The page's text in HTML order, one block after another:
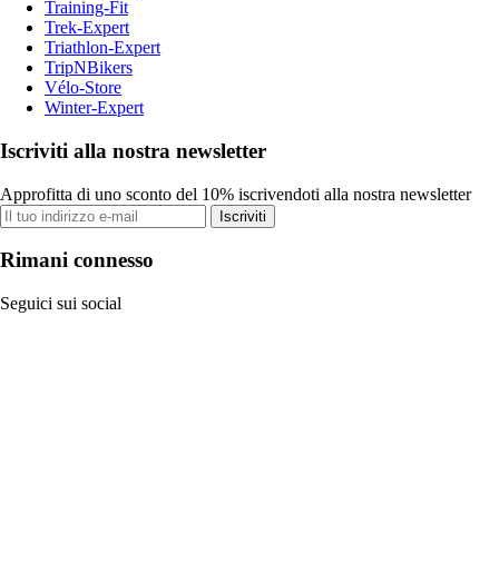
Training-Fit
Trek-Expert
Triathlon-Expert
TripNBikers
Vélo-Store
Winter-Expert
Iscriviti alla nostra newsletter
Approfitta di uno sconto del 10% iscrivendoti alla nostra newsletter
Iscriviti
Rimani connesso
Seguici sui social